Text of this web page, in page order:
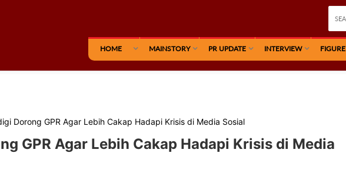
HOME MAINSTORY PR UPDATE INTERVIEW FIGURE
Dorong GPR Agar Lebih Cakap Hadapi Krisis di Media Sosial
GPR Agar Lebih Cakap Hadapi Krisis di Media